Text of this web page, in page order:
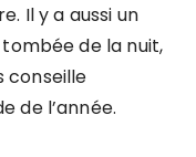
Il y a aussi un
de la nuit,
conseille
de l’année.